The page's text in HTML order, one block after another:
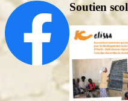
Soutien